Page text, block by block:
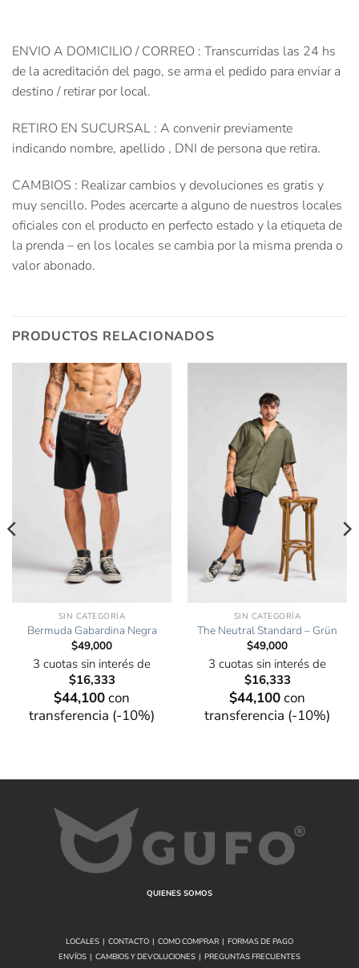
ENVIO A DOMICILIO / CORREO : Transcurridas las 24 hs
de la acreditación del pago, se arma el pedido para enviar a
destino / retirar por local.
RETIRO EN SUCURSAL : A convenir previamente
indicando nombre, apellido , DNI de persona que retira.
CAMBIOS : Realizar cambios y devoluciones es gratis y
muy sencillo. Podes acercarte a alguno de nuestros locales
oficiales con el producto en perfecto estado y la etiqueta de
la prenda – en los locales se cambia por la misma prenda o
valor abonado.
PRODUCTOS RELACIONADOS
SIN CATEGORÍA
Bermuda Gabardina Negra
$49,000
3 cuotas sin interés de
$16,333
$44,100con
transferencia (-10%)
SIN CATEGORÍA
The Neutral Standard – Grün
$49,000
3 cuotas sin interés de
$16,333
$44,100con
transferencia (-10%)
QUIENES SOMOS
LOCALES | CONTACTO | COMO COMPRAR | FORMAS DE PAGO
ENVÍOS | CAMBIOS Y DEVOLUCIONES | PREGUNTAS FRECUENTES